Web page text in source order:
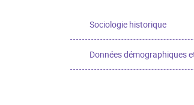
Sociologie historique
Données démographiques